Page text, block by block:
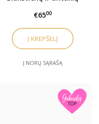
gelis (Nr.3) x 10 vnt.
€6500
Į NORŲ SĄRAŠĄ